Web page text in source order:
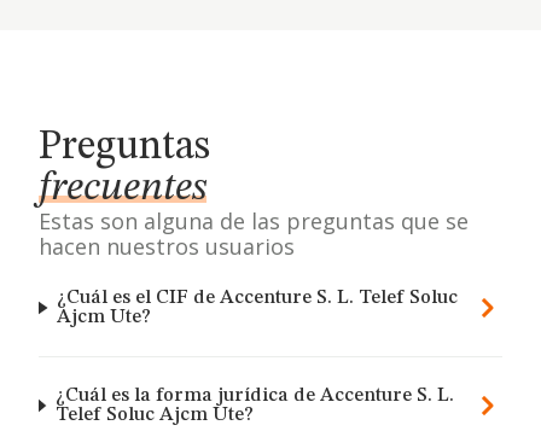
Preguntas
frecuentes
Estas son alguna de las preguntas que se
hacen nuestros usuarios
¿Cuál es el CIF de Accenture S. L. Telef Soluc
Ajcm Ute?
¿Cuál es la forma jurídica de Accenture S. L.
Telef Soluc Ajcm Ute?